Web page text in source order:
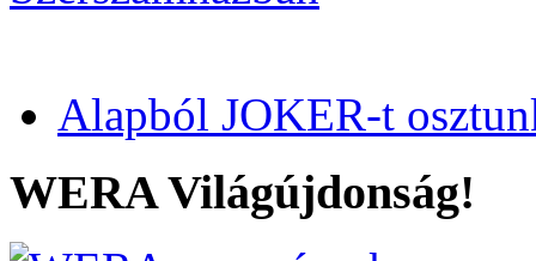
Alapból JOKER-t
WERA Világújdonság!